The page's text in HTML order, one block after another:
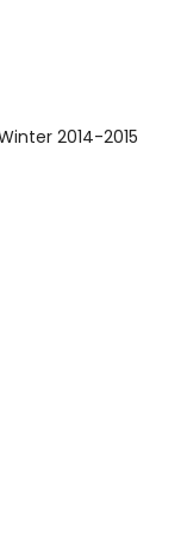
2014-2015